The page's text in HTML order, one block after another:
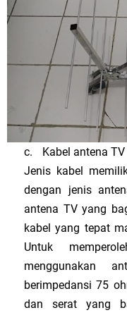
c.
Kabel antena TV
Jenis kabel
dengan jenis
antena TV yang
kabel yang tepat
Untuk
menggunakan
berimpedansi 75
dan serat yang